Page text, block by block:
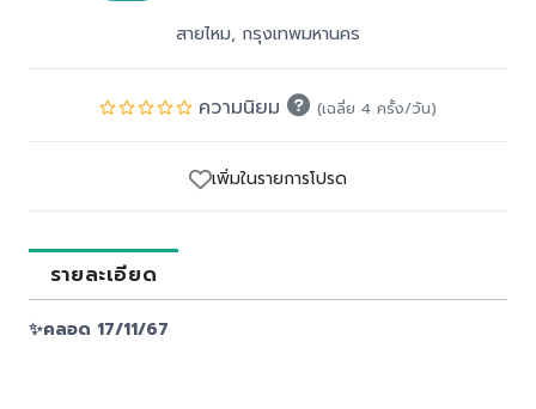
สายไหม, กรุงเทพมหานคร
ความนิยม (เฉลี่ย 4 ครั้ง/วัน)
เพิ่มในรายการโปรด
รายละเอียด
✨คลอด 17/11/67